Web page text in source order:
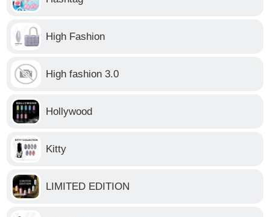
High Fashion
High fashion 3.0
Hollywood
Kitty
LIMITED EDITION